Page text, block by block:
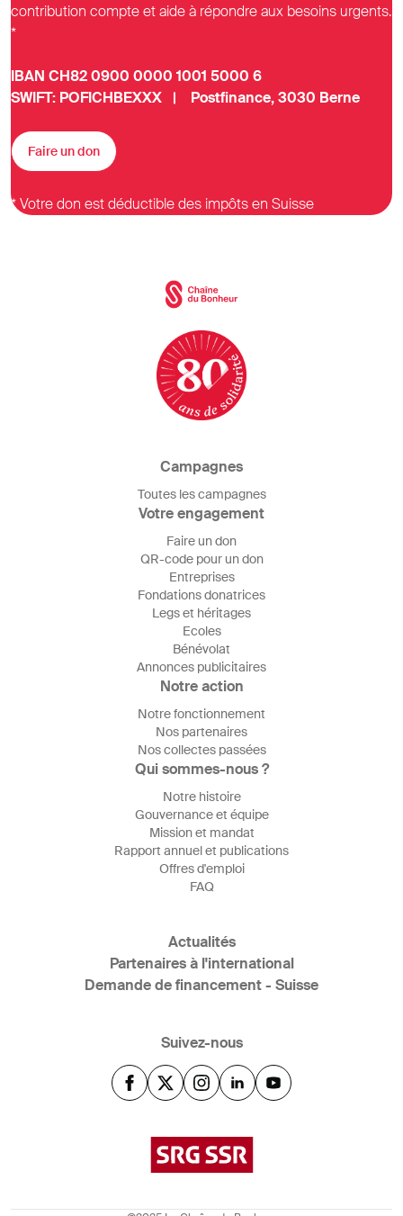
contribution compte et aide à répondre aux besoins urgents.
*
IBAN CH82 0900 0000 1001 5000 6
SWIFT: POFICHBEXXX | Postfinance, 3030 Berne
Faire un don
* Votre don est déductible des impôts en Suisse
Campagnes
Toutes les campagnes
Votre engagement
Faire un don
QR-code pour un don
Entreprises
Fondations donatrices
Legs et héritages
Ecoles
Bénévolat
Annonces publicitaires
Notre action
Notre fonctionnement
Nos partenaires
Nos collectes passées
Qui sommes-nous ?
Notre histoire
Gouvernance et équipe
Mission et mandat
Rapport annuel et publications
Offres d'emploi
FAQ
Actualités
Partenaires à l'international
Demande de financement - Suisse
Suivez-nous